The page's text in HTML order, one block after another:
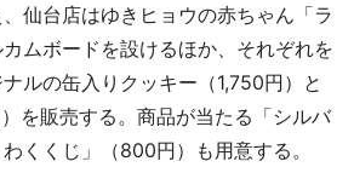
仙台店はゆきヒョウの赤ちゃん「ラ
ムボードを設けるほか、それぞれを
ルの缶入りクッキー（1,750円）と
を販売する。商品が当たる「シルバ
くくじ」（800円）も用意する。